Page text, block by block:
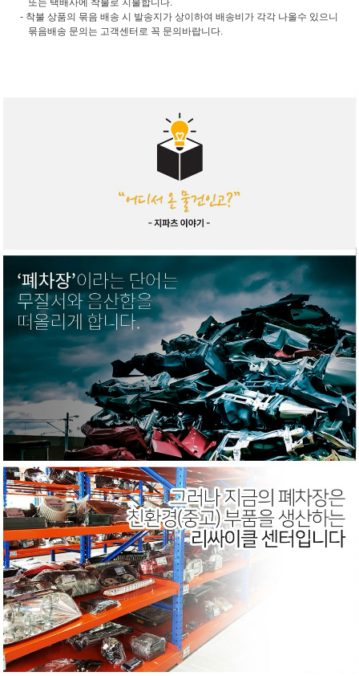
또는 택배사에 착불로 지불합니다.
- 착불 상품의 묶음 배송 시 발송지가 상이하여 배송비가 각각 나올수 있으니
묶음배송 문의는 고객센터로 꼭 문의바랍니다.